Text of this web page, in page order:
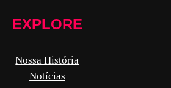
EXPLORE
Nossa História
Notícias